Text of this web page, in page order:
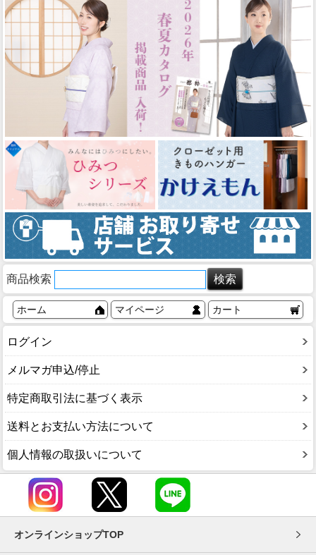
商品検索
ホーム マイページ カート
ログイン
メルマガ申込/停止
特定商取引法に基づく表示
送料とお支払い方法について
個人情報の取扱いについて
オンラインショップTOP